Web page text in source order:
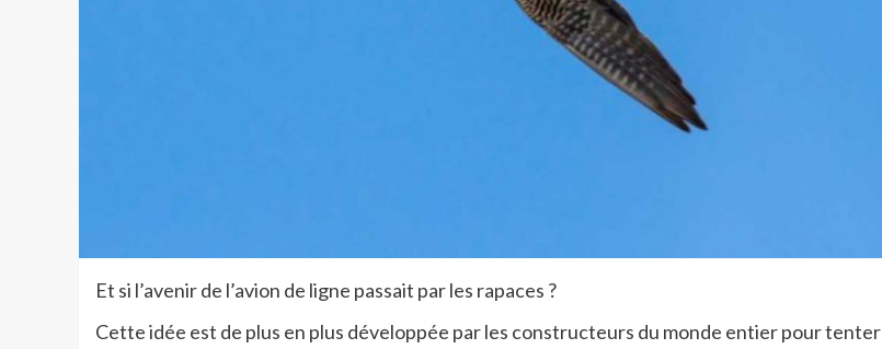
Et si l’avenir de l’avion de ligne passait par les rapaces ?
Cette idée est de plus en plus développée par les constructeurs du monde entier pour tenter